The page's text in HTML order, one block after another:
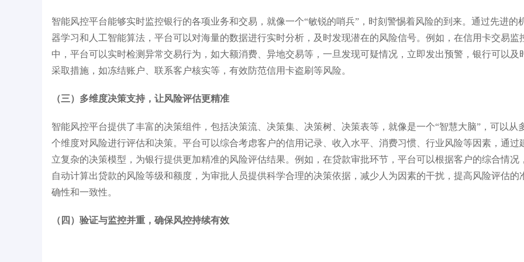
智能风控平台能够实时监控银行的各项业务和交易，就像一个“敏锐的哨兵”，时刻警惕着风险的到来。通过先进的
器学习和人工智能算法，平台可以对海量的数据进行实时分析，及时发现潜在的风险信号。例如，在信用卡交易监
中，平台可以实时检测异常交易行为，如大额消费、异地交易等，一旦发现可疑情况，立即发出预警，银行可以及
采取措施，如冻结账户、联系客户核实等，有效防范信用卡盗刷等风险。
（三）多维度决策支持，让风险评估更精准
智能风控平台提供了丰富的决策组件，包括决策流、决策集、决策树、决策表等，就像是一个“智慧大脑”，可以从
个维度对风险进行评估和决策。平台可以综合考虑客户的信用记录、收入水平、消费习惯、行业风险等因素，通过
立复杂的决策模型，为银行提供更加精准的风险评估结果。例如，在贷款审批环节，平台可以根据客户的综合情况，
自动计算出贷款的风险等级和额度，为审批人员提供科学合理的决策依据，减少人为因素的干扰，提高风险评估的
确性和一致性。
（四）验证与监控并重，确保风控持续有效